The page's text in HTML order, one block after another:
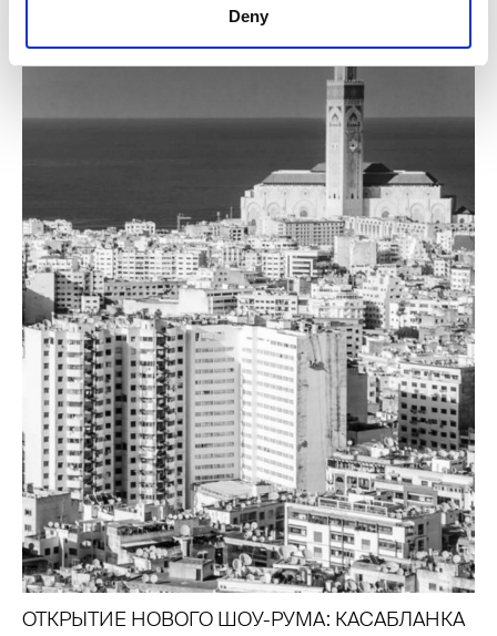
Deny
ОТКРЫТИЕ НОВОГО ШОУ-РУМА: КАСАБЛАНКА